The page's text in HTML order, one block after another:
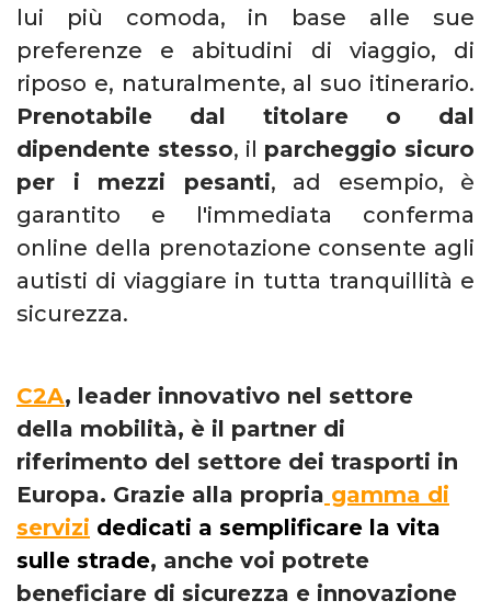
lui più comoda, in base alle sue
preferenze e abitudini di viaggio, di
riposo e, naturalmente, al suo itinerario.
Prenotabile dal titolare o dal
dipendente stesso, il parcheggio sicuro
per i mezzi pesanti, ad esempio, è
garantito e l'immediata conferma
online della prenotazione consente agli
autisti di viaggiare in tutta tranquillità e
sicurezza.
C2A, leader innovativo nel settore
della mobilità, è il partner di
riferimento del settore dei trasporti in
Europa. Grazie alla propria gamma di
servizi dedicati a semplificare la vita
sulle strade, anche voi potrete
beneficiare di sicurezza e innovazione